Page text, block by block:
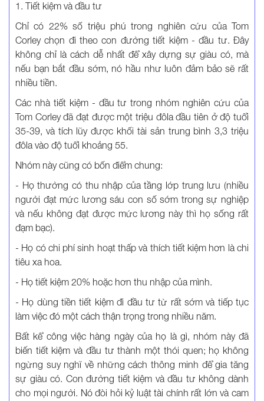
1. Tiết kiệm và đầu tư
Chỉ có 22% số triệu phú trong nghiên cứu của Tom
Corley chọn đi theo con đường tiết kiệm - đầu tư. Đây
không chỉ là cách dễ nhất để xây dựng sự giàu có, mà
nếu bạn bắt đầu sớm, nó hầu như luôn đảm bảo sẽ rất
nhiều tiền.
Các nhà tiết kiệm - đầu tư trong nhóm nghiên cứu của
Tom Corley đã đạt được một triệu đôla đầu tiên ở độ tuổi
35-39, và tích lũy được khối tài sản trung bình 3,3 triệu
đôla vào độ tuổi khoảng 55.
Nhóm này cũng có bốn điểm chung:
- Họ thường có thu nhập của tầng lớp trung lưu (nhiều
người đạt mức lương sáu con số sớm trong sự nghiệp
và nếu không đạt được mức lương này thì họ sống rất
đạm bạc).
- Họ có chi phí sinh hoạt thấp và thích tiết kiệm hơn là chi
tiêu xa hoa.
- Họ tiết kiệm 20% hoặc hơn thu nhập của mình.
- Họ dùng tiền tiết kiệm đi đầu tư từ rất sớm và tiếp tục
làm việc đó một cách thận trọng trong nhiều năm.
Bất kể công việc hàng ngày của họ là gì, nhóm này đã
biến tiết kiệm và đầu tư thành một thói quen; họ không
ngừng suy nghĩ về những cách thông minh để gia tăng
sự giàu có. Con đường tiết kiệm và đầu tư không dành
cho mọi người. Nó đòi hỏi kỷ luật tài chính rất lớn và cam